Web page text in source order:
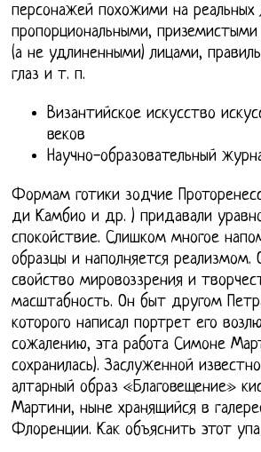
персонажей похожими на реальных
пропорциональными,
(а не удлиненными) лицами,
глаз и т. п.
Византийское искусство
веков
Научно-образовательный
Формам готики зодчие
ди Камбио и др. ) придавали
спокойствие. Слишком многое
образцы и наполняется реализмом.
свойство мировоззрения и
масштабность. Он быт другом
которого написал портрет его
сожалению, эта работа Симоне
сохранилась). Заслуженной
алтарный образ «Благовещение»
Мартини, ныне хранящийся в
Флоренции. Как объяснить этот